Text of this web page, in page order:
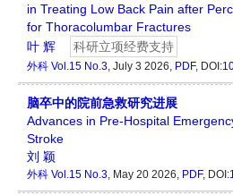
in Treating Low Back Pain after
for Thoracolumbar Fractures
叶 辉
科研立项经费支持
外科 Vol.15 No.3, July 3 2026, PDF, DOI:
脑卒中的院前急救研究进展
Advances in Pre-Hospital
Stroke
刘 颖
外科 Vol.15 No.3, May 20 2026, PDF, DOI: